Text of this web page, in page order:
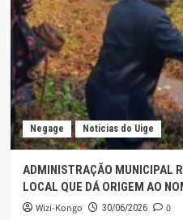
Negage Noticias do Uige
ADMINISTRAÇÃO MUNICIPAL
LOCAL QUE DÁ ORIGEM AO
Wizi-Kongo 30/06/2026 0